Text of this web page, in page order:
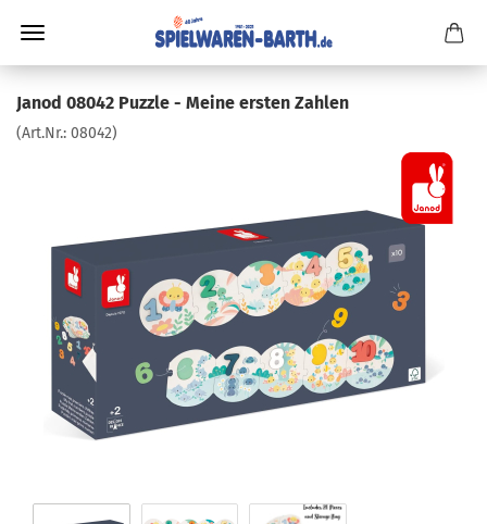
Janod 08042 Puzzle - Meine ersten Zahlen
(Art.Nr.: 08042)